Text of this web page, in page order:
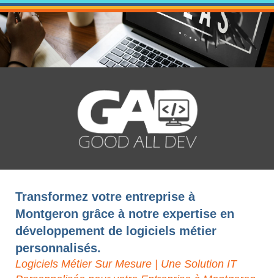
Transformez votre entreprise à
Montgeron grâce à notre expertise en
développement de logiciels métier
personnalisés.
Logiciels Métier Sur Mesure | Une Solution IT